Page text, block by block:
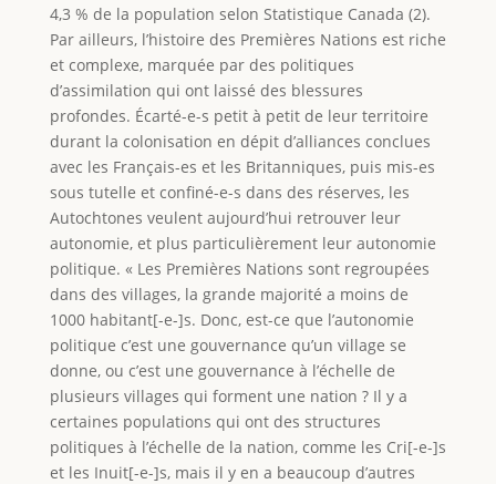
4,3 % de la population selon Statistique Canada (2).
Par ailleurs, l’histoire des Premières Nations est riche
et complexe, marquée par des politiques
d’assimilation qui ont laissé des blessures
profondes. Écarté-e-s petit à petit de leur territoire
durant la colonisation en dépit d’alliances conclues
avec les Français-es et les Britanniques, puis mis-es
sous tutelle et confiné-e-s dans des réserves, les
Autochtones veulent aujourd’hui retrouver leur
autonomie, et plus particulièrement leur autonomie
politique. « Les Premières Nations sont regroupées
dans des villages, la grande majorité a moins de
1000 habitant[-e-]s. Donc, est-ce que l’autonomie
politique c’est une gouvernance qu’un village se
donne, ou c’est une gouvernance à l’échelle de
plusieurs villages qui forment une nation ? Il y a
certaines populations qui ont des structures
politiques à l’échelle de la nation, comme les Cri[-e-]s
et les Inuit[-e-]s, mais il y en a beaucoup d’autres